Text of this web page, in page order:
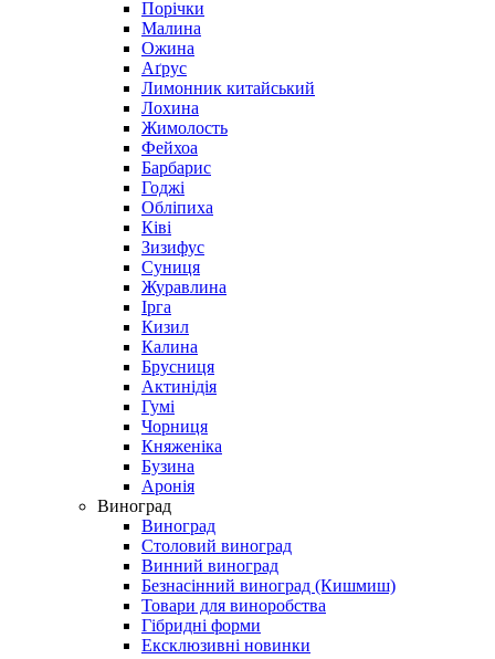
Порічки
Малина
Ожина
Аґрус
Лимонник китайський
Лохина
Жимолость
Фейхоа
Барбарис
Годжі
Обліпиха
Ківі
Зизифус
Суниця
Журавлина
Ірга
Кизил
Калина
Брусниця
Актинідія
Гумі
Чорниця
Княженіка
Бузина
Аронія
Виноград
Виноград
Столовий виноград
Винний виноград
Безнасінний виноград (Кишмиш)
Товари для виноробства
Гібридні форми
Ексклюзивні новинки